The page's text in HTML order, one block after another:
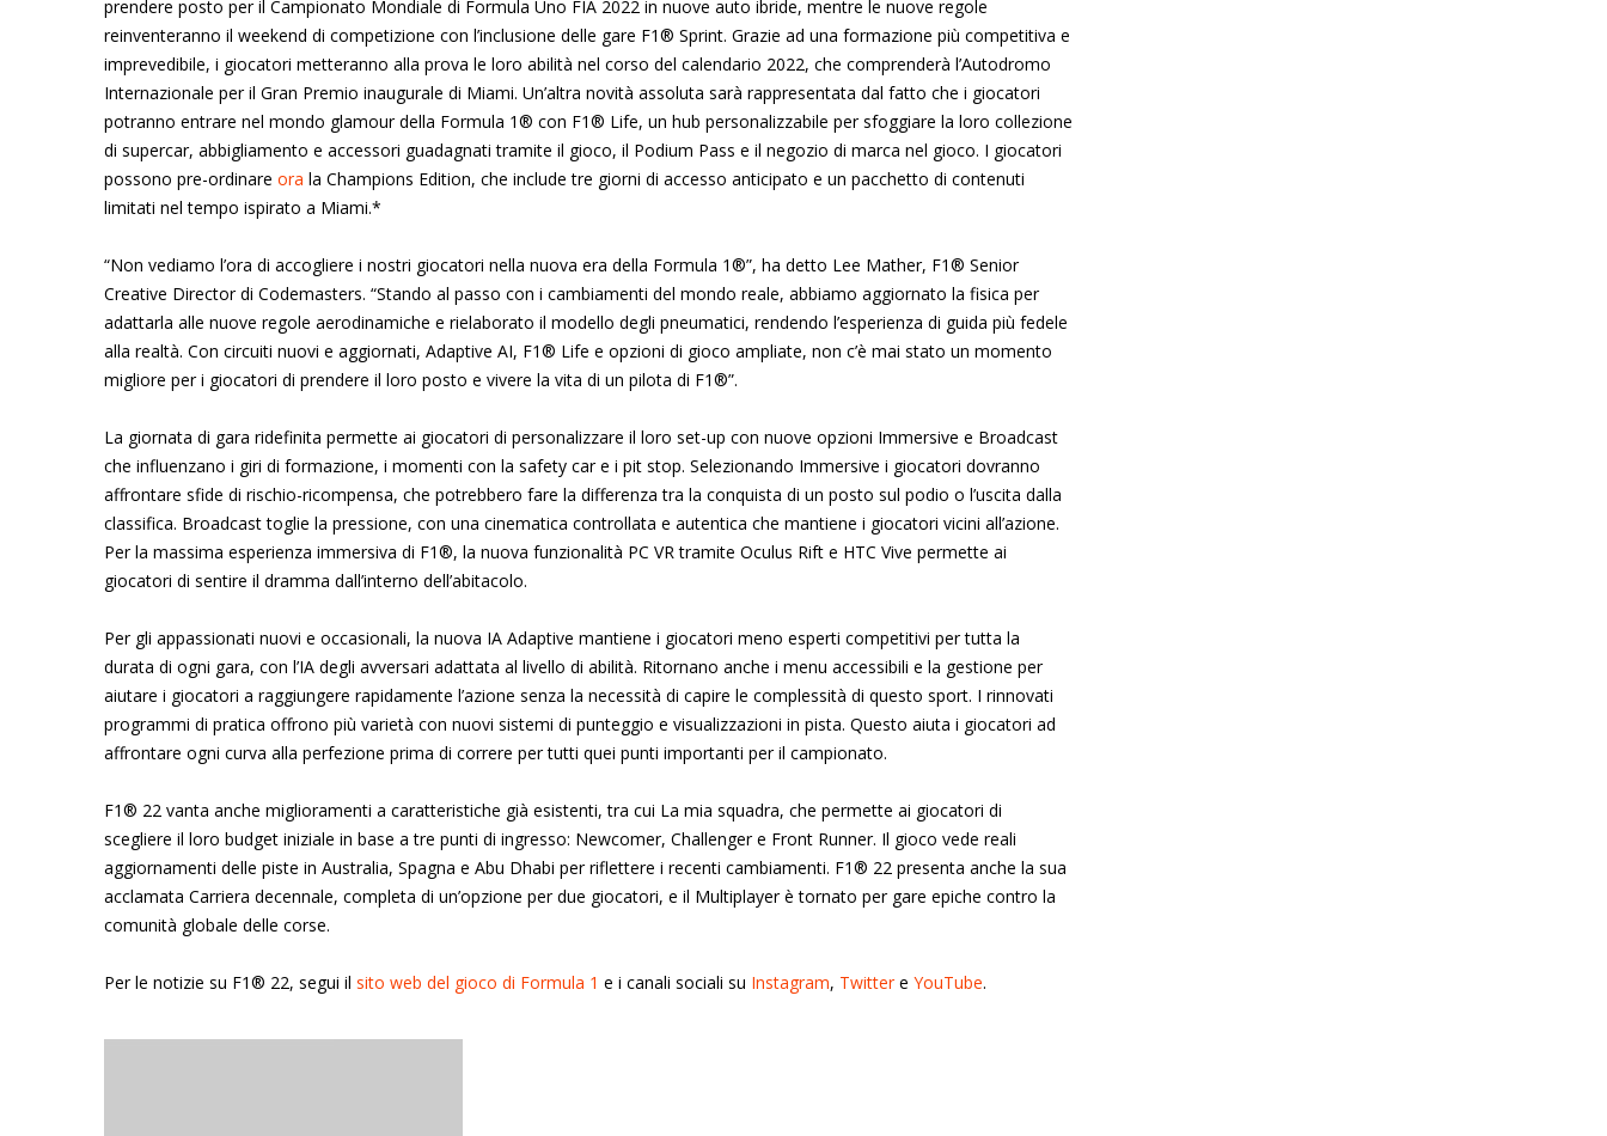
prendere posto per il Campionato Mondiale di Formula Uno FIA 2022 in nuove auto ibride, mentre le nuove regole
reinventeranno il weekend di competizione con l’inclusione delle gare F1® Sprint. Grazie ad una formazione più competitiva e
imprevedibile, i giocatori metteranno alla prova le loro abilità nel corso del calendario 2022, che comprenderà l’Autodromo
Internazionale per il Gran Premio inaugurale di Miami. Un’altra novità assoluta sarà rappresentata dal fatto che i giocatori
potranno entrare nel mondo glamour della Formula 1® con F1® Life, un hub personalizzabile per sfoggiare la loro collezione
di supercar, abbigliamento e accessori guadagnati tramite il gioco, il Podium Pass e il negozio di marca nel gioco. I giocatori
possono pre-ordinare ora la Champions Edition, che include tre giorni di accesso anticipato e un pacchetto di contenuti
limitati nel tempo ispirato a Miami.*
“Non vediamo l’ora di accogliere i nostri giocatori nella nuova era della Formula 1®”, ha detto Lee Mather, F1® Senior
Creative Director di Codemasters. “Stando al passo con i cambiamenti del mondo reale, abbiamo aggiornato la fisica per
adattarla alle nuove regole aerodinamiche e rielaborato il modello degli pneumatici, rendendo l’esperienza di guida più fedele
alla realtà. Con circuiti nuovi e aggiornati, Adaptive AI, F1® Life e opzioni di gioco ampliate, non c’è mai stato un momento
migliore per i giocatori di prendere il loro posto e vivere la vita di un pilota di F1®”.
La giornata di gara ridefinita permette ai giocatori di personalizzare il loro set-up con nuove opzioni Immersive e Broadcast
che influenzano i giri di formazione, i momenti con la safety car e i pit stop. Selezionando Immersive i giocatori dovranno
affrontare sfide di rischio-ricompensa, che potrebbero fare la differenza tra la conquista di un posto sul podio o l’uscita dalla
classifica. Broadcast toglie la pressione, con una cinematica controllata e autentica che mantiene i giocatori vicini all’azione.
Per la massima esperienza immersiva di F1®, la nuova funzionalità PC VR tramite Oculus Rift e HTC Vive permette ai
giocatori di sentire il dramma dall’interno dell’abitacolo.
Per gli appassionati nuovi e occasionali, la nuova IA Adaptive mantiene i giocatori meno esperti competitivi per tutta la
durata di ogni gara, con l’IA degli avversari adattata al livello di abilità. Ritornano anche i menu accessibili e la gestione per
aiutare i giocatori a raggiungere rapidamente l’azione senza la necessità di capire le complessità di questo sport. I rinnovati
programmi di pratica offrono più varietà con nuovi sistemi di punteggio e visualizzazioni in pista. Questo aiuta i giocatori ad
affrontare ogni curva alla perfezione prima di correre per tutti quei punti importanti per il campionato.
F1® 22 vanta anche miglioramenti a caratteristiche già esistenti, tra cui La mia squadra, che permette ai giocatori di
scegliere il loro budget iniziale in base a tre punti di ingresso: Newcomer, Challenger e Front Runner. Il gioco vede reali
aggiornamenti delle piste in Australia, Spagna e Abu Dhabi per riflettere i recenti cambiamenti. F1® 22 presenta anche la sua
acclamata Carriera decennale, completa di un’opzione per due giocatori, e il Multiplayer è tornato per gare epiche contro la
comunità globale delle corse.
Per le notizie su F1® 22, segui il sito web del gioco di Formula 1 e i canali sociali su Instagram, Twittere YouTube.